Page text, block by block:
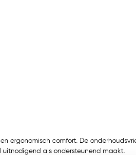
ergonomisch comfort. De
uitnodigend als ondersteunend maakt.